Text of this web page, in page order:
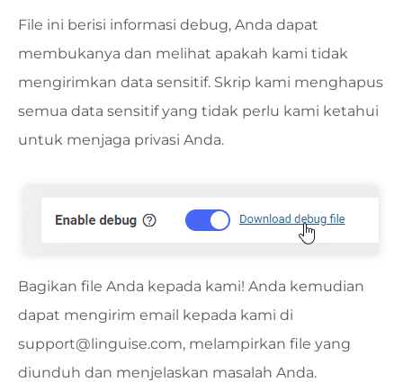
File ini berisi informasi debug, Anda dapat
membukanya dan melihat apakah kami tidak
mengirimkan data sensitif. Skrip kami menghapus
semua data sensitif yang tidak perlu kami ketahui
untuk menjaga privasi Anda.
Bagikan file Anda kepada kami! Anda kemudian
dapat mengirim email kepada kami di
support@linguise.com, melampirkan file yang
diunduh dan menjelaskan masalah Anda.